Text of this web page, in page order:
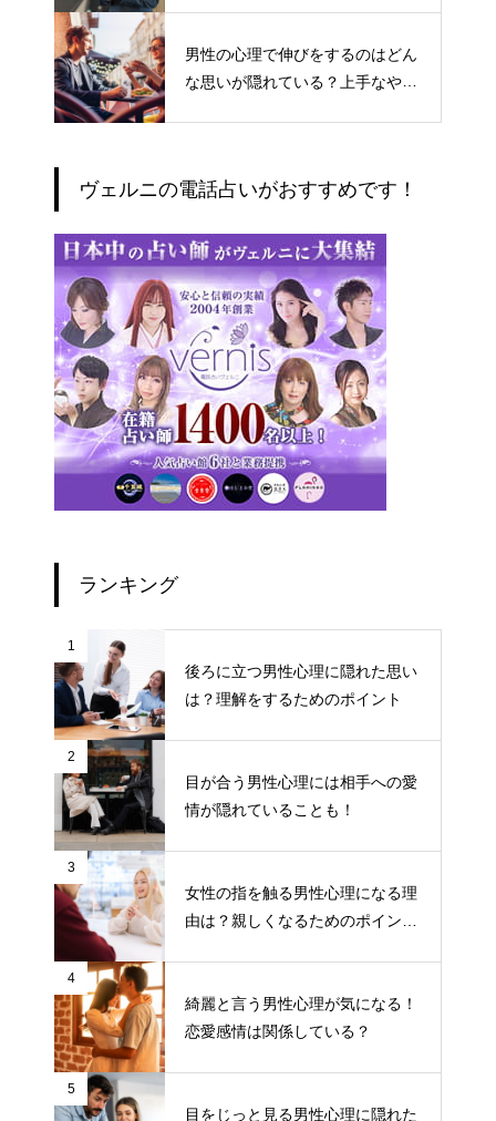
男性の心理で伸びをするのはどん
な思いが隠れている？上手なやり
ヴェルニの電話占いがおすすめです！
ランキング
1
後ろに立つ男性心理に隠れた思い
は？理解をするためのポイント
2
目が合う男性心理には相手への愛
情が隠れていることも！
3
女性の指を触る男性心理になる理
由は？親しくなるためのポイント
4
綺麗と言う男性心理が気になる！
恋愛感情は関係している？
5
目をじっと見る男性心理に隠れた